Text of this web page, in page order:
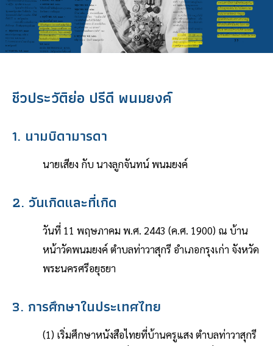
ชีวประวัติย่อ ปรีดี พนมยงค์
1. นามบิดามารดา
นายเสียง กับ นางลูกจันทน์ พนมยงค์
2. วันเกิดและที่เกิด
วันที่ 11 พฤษภาคม พ.ศ. 2443 (ค.ศ. 1900) ณ บ้าน
หน้าวัดพนมยงค์ ตำบลท่าวาสุกรี อำเภอกรุงเก่า จังหวัด
พระนครศรีอยุธยา
3. การศึกษาในประเทศไทย
(1) เริ่มศึกษาหนังสือไทยที่บ้านครูแสง ตำบลท่าวาสุกรี